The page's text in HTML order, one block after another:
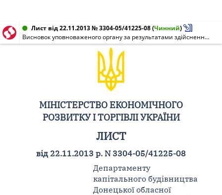
Лист від 22.11.2013 № 3304-05/41225-08(Чинний)
Висновок уповноваженого органу за результатами здійснення моніторингу державних закупівель
МІНІСТЕРСТВО ЕКОНОМІЧНОГО
РОЗВИТКУ І ТОРГІВЛІ УКРАЇНИ
ЛИСТ
від 22.11.2013 р. N 3304-05/41225-08
Департаменту
капітального будівництва
Донецької обласної